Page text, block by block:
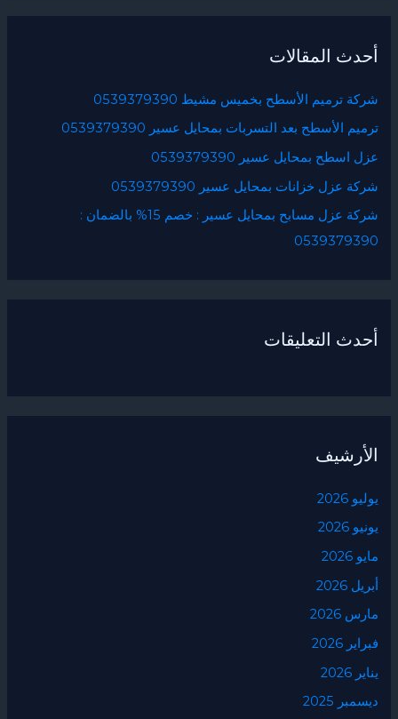
ث
ن
:
أحدث المقالات
شركة ترميم الأسطح بخميس مشيط 0539379390
ترميم الأسطح بعد التسربات بمحايل عسير 0539379390
عزل اسطح بمحايل عسير 0539379390
شركة عزل خزانات بمحايل عسير 0539379390
شركة عزل مسابح بمحايل عسير : خصم 15% بالضمان :
0539379390
أحدث التعليقات
الأرشيف
يوليو 2026
يونيو 2026
مايو 2026
أبريل 2026
مارس 2026
فبراير 2026
يناير 2026
ديسمبر 2025